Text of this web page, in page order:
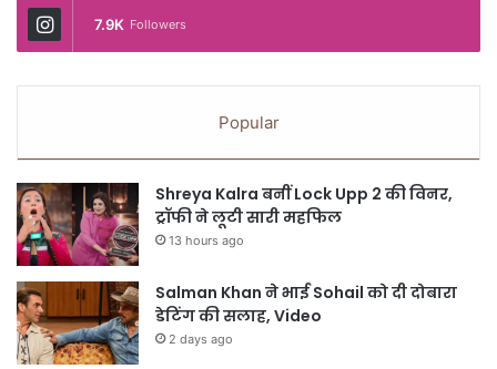
7.9K Followers
Popular
Shreya Kalra बनीं Lock Upp 2 की विनर,
ट्रॉफी ने लूटी सारी महफिल
13 hours ago
Salman Khan ने भाई Sohail को दी दोबारा
डेटिंग की सलाह, Video
2 days ago